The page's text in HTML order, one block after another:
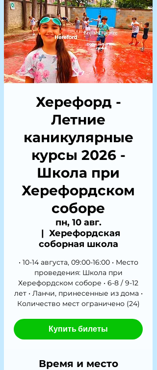
Херефорд -
Летние
каникулярные
курсы 2026 -
Школа при
Херефордском
соборе
пн, 10 авг.
  |
Херефордская
соборная школа
• 10-14 августа, 09:00-16:00 • Место
проведения: Школа при
Херефордском соборе • 6-8 / 9-12
лет • Ланчи, принесенные из дома •
Количество мест ограничено (24)
Купить билеты
Время и место